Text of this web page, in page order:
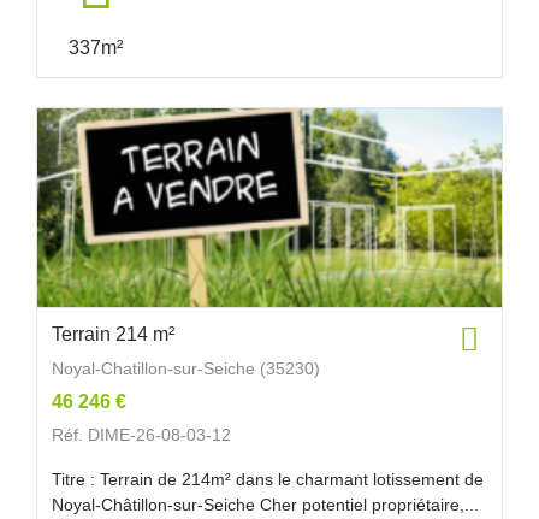
337m²
Terrain 214 m²
Noyal-Chatillon-sur-Seiche (35230)
46 246 €
Réf. DIME-26-08-03-12
Titre : Terrain de 214m² dans le charmant lotissement de
Noyal-Châtillon-sur-Seiche Cher potentiel propriétaire,...